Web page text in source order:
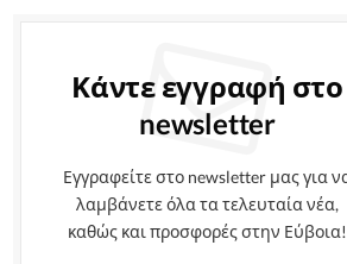
Κάντε εγγραφή στο
newsletter
Εγγραφείτε στο newsletter μας για
λαμβάνετε όλα τα τελευταία νέα,
καθώς και προσφορές στην Εύβοια!